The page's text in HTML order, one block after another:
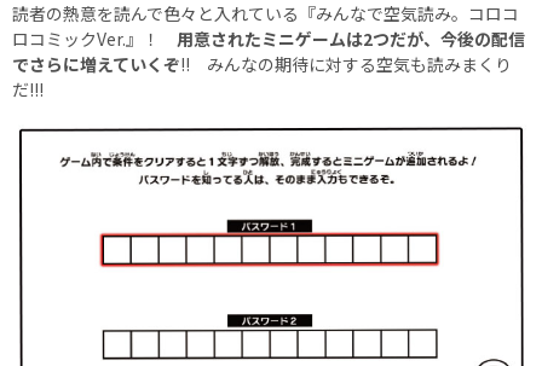
読者の熱意を読んで色々と入れている『みんなで空気読み。コロコ
ロコミックVer.』！ 用意されたミニゲームは2つだが、今後の配信
でさらに増えていくぞ!! みんなの期待に対する空気も読みまくり
だ!!!